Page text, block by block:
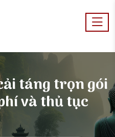
táng trọn gói
và thủ tục